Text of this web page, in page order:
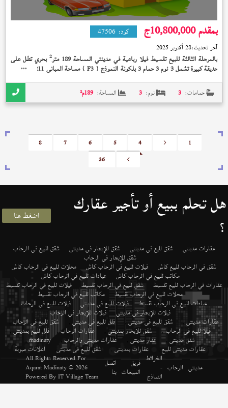
بمقدم 10,800,000 ج كود: 47506
آخر تحديث:28 أكتوبر 2025
بالمرحلة الثالثة للبيع تقسيط فيلا رباعية في مدينتي المساحة 189 متر 2بحري تطل على
حديقة كبيرة تشمل 3 نوم 3 حمام 3 بلكونة النموذج ( F3) مساحة المباني 211 متر 2بدون
حمامات: 3 نوم: 3 المساحة: 189م²
1
<
4
5
6
7
8
>
36
هل تحلم ببيع أو تأجير عقارك
؟ اضغط هنا
عقارات مدينتي شقق لليع في مدينتى شقق للإيجار في مدينتى شقق للبيع في الرحاب
شقق للإيجار في الرحاب
شقق في الرحاب للبيع كاش فيلات للبيع في الرحاب كاش محلات للبيع في الرحاب كاش
مكاتب للبيع في الرحاب كاش عيادات للبيع في الرحاب كاش
عقارات في الرحاب للبيع تقسيط شقق للبيع في الرحاب تقسيط فيلات للبيع في الرحاب تقسيط
محلات للبيع في الرحاب تقسيط مكاتب للبيع في الرحاب تقسيط
عيادات للبيع في الرحاب تقسيط فيلات للبيع في مدينتي فيلات للبيع في الرحاب
فيلات للإيجار في مدينتي فيلات للإيجار في الرحاب
عقارات مدينتى , شقق للبيع فى مدينتى , فلل للبيع في مدينتي , شقق للبيع في الرحاب
فيلا للبيع فى الرحاب, شقق للايجار بمدينتي عقارات الرحاب, فلل للبيع بمدينتى ,
شقق مدينتى , عقار مدينتى عقارات مدينتى والرحاب madinaty
,
عقارات مدينتى للبيع عقارات بمدينتى شقق للبيع فى مدينتى
اعلانات مبوبة
مدينتي الرحاب
الخرائط
-
النماذج
فريق
المبيعات
اتصل
بنا
All Rights Reserved For
Aqarat Madinaty© 2026
Powered ByIT Village Team